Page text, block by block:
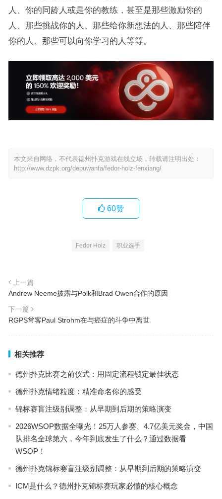
人、你的同龄人或是你的教练，甚至是那些激励你的
人、那些挑战你的人、那些给你新想法的人、那些陪伴
你的人、那些可以向你学习的人等等。
本文来自网络，不代表德州扑克游戏在线立场，转载请注明出处：
http://www.dzpk.org/depuwanfa/fedor-holz-fenxiang/
60赞
Fedor Holz 职业选手
上一篇
Andrew Neeme披露与Polk和Brad Owen合作的原因
下一篇
RGPS常客Paul Strohm在与癌症的斗争中离世
相关推荐
德州扑克比赛之前仪式：用固定流程锁定最佳状态
德州扑克情绪粒度：精准命名你的感受
锦标赛盲注级别调整：从早期到后期的策略演变
2026WSOP数据全曝光！25万人参赛、4.7亿美元奖金，中国
队排名全球第六，今年到底发生了什么？通过数据看
WSOP！
德州扑克锦标赛盲注级别调整：从早期到后期的策略演变
ICM是什么？德州扑克锦标赛玩家必懂的核心概念